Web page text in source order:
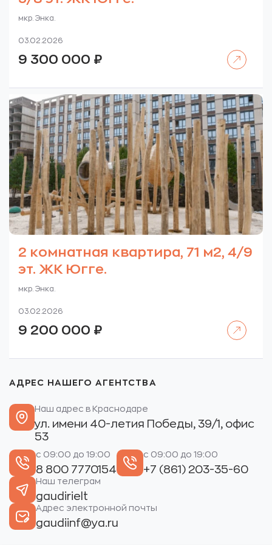
мкр. Энка.
03.02.2026
9 300 000 ₽
2 комнатная квартира, 71 м2, 4/9
эт. ЖК Югге.
мкр. Энка.
03.02.2026
9 200 000 ₽
АДРЕС НАШЕГО АГЕНТСТВА
Наш адрес в Краснодаре
ул. имени 40-летия Победы, 39/1, офис
53
с 09:00 до 19:00
8 800 7770154
с 09:00 до 19:00
+7 (861) 203-35-60
Наш телеграм
gaudirielt
Адрес электронной почты
gaudiinf@ya.ru